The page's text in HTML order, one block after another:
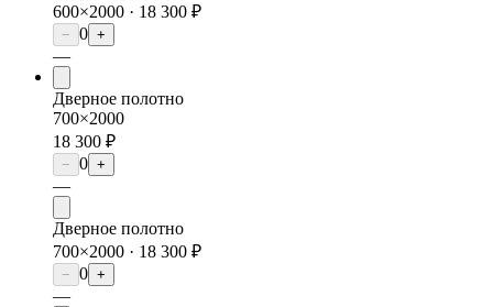
600×2000 · 18 300 ₽
− 0 +
—
Дверное полотно
700×2000
18 300 ₽
− 0 +
—
Дверное полотно
700×2000 · 18 300 ₽
− 0 +
—